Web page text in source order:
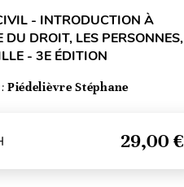
- INTRODUCTION À
DU DROIT, LES PERSONNES,
- 3E ÉDITION
Piédelièvre Stéphane
29,00 €